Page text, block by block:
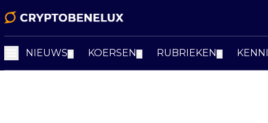
NIEUWS KOERSEN RUBRIEKEN